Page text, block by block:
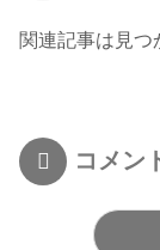
関連記事は見つ
コメン